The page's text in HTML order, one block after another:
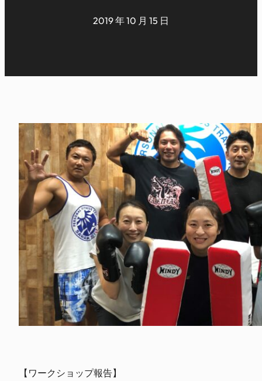
2019 年 10 月 15 日
【ワークショップ報告】